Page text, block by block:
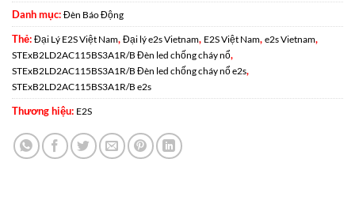
Danh mục: Đèn Báo Động
Thẻ: Đại Lý E2S Việt Nam, Đại lý e2s Vietnam, E2S Việt Nam, e2s Vietnam,
STExB2LD2AC115BS3A1R/B Đèn led chống cháy nổ,
STExB2LD2AC115BS3A1R/B Đèn led chống cháy nổ e2s,
STExB2LD2AC115BS3A1R/B e2s
Thương hiệu: E2S